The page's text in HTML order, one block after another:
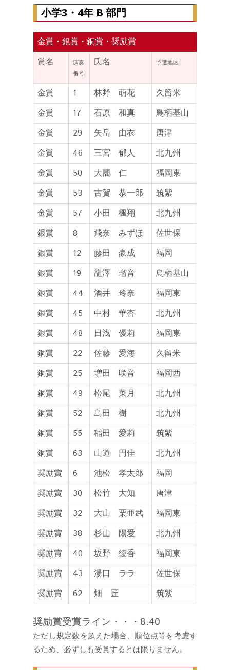
小学3・4年 B 部門
金賞・銀賞・銅賞・奨励賞
賞名
演奏
番号
氏名 予選地区
金賞 1 林野 萌花
久留米
金賞
17 石原 和真
鳥栖基山
金賞
29 矢岳 由衣
唐津
金賞
46 三宮 郁人
北九州
金賞
50 大薗 仁
福岡東
金賞
53 古賀 恭一郎
筑紫
金賞
57 小田 楓翔
北九州
銀賞
8 飛奈 みずほ
佐世保
銀賞
12 藤田 豪成
福岡
銀賞
19 龍澤 瑠音
鳥栖基山
銀賞
44 酒井 玲奈
福岡東
銀賞
45 中村 華杏
北九州
銀賞
48 日浅 優莉
福岡東
銅賞
22 佐藤 愛海
久留米
銅賞
25 増田 咲音
福岡西
銅賞
49 松尾 菜月
北九州
銅賞
52 島田 樹
北九州
銅賞
55 稲田 愛莉
筑紫
銅賞
63 山道 円佳
北九州
奨励賞
6 池松 孝太郎
福岡
奨励賞
30 松竹 大知
唐津
奨励賞
32 大山 栗亜武
福岡東
奨励賞
38 杉山 陽愛
北九州
奨励賞
40 坂野 綾香
福岡東
奨励賞
43 湯口 ララ
佐世保
奨励賞
62 畑 匠 筑紫
奨励賞受賞ライン・・・8.40
ただし規定数を超えた場合、順位点等を考慮す
るため、必ずしも受賞するとは限りません。